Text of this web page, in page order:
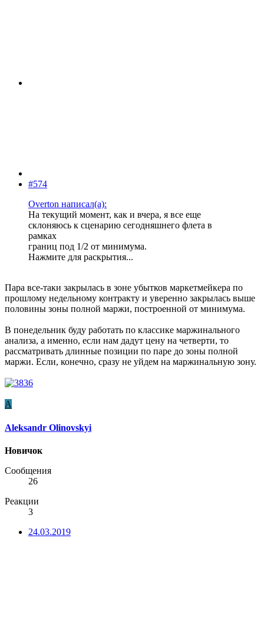
#574
Overton написал(а):
На текущий момент, как и вчера, я все еще
склоняюсь к сценарию сегодняшнего флета в
рамках
границ под 1/2 от минимума.
Нажмите для раскрытия...
Пара все-таки закрылась в зоне убытков маркетмейкера по
прошлому недельному контракту и уверенно закрылась выше
половины зоны полной маржи, построенной от минимума.
В понедельник буду работать по классике маржинального
анализа, а именно, если нам дадут цену на четверти, то
рассматривать длинные позиции по паре до зоны полной
маржи. Если, конечно, сразу не уйдем на маржинальную зону.
A
Aleksandr Olinovskyi
Новичок
Сообщения
26
Реакции
3
24.03.2019